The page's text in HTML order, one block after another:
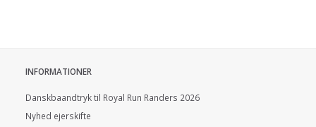
INFORMATIONER
Danskbaandtryk til Royal Run Randers 2026
Nyhed ejerskifte